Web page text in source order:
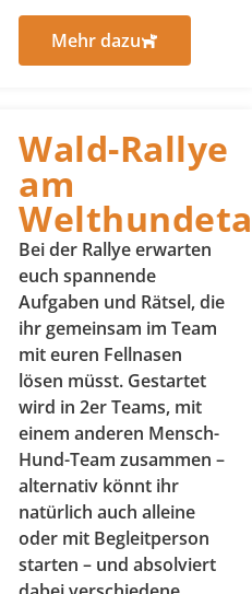
Mehr dazu
Wald-Rallye
am
Bei der Rallye erwarten
euch spannende
Aufgaben und Rätsel, die
ihr gemeinsam im Team
mit euren Fellnasen
lösen müsst. Gestartet
wird in 2er Teams, mit
einem anderen Mensch-
Hund-Team zusammen –
alternativ könnt ihr
natürlich auch alleine
oder mit Begleitperson
starten – und absolviert